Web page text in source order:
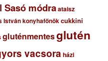
Sasó módraataisz
István konyhafőnökcukkini
gluténmentesglutén
vacsora házi